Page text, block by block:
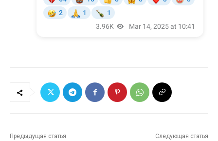
Предыдущая статья Следующая статья